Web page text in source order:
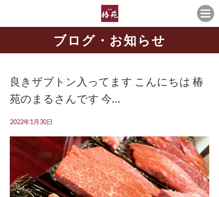
ブログ・お知らせ
良きザブトン入ってます こんにちは️ 椿
苑のまるさんです 今…
2022年1月30日